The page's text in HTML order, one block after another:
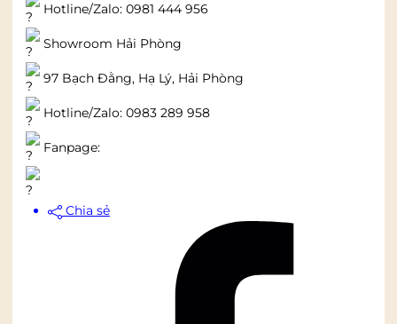
Hotline/Zalo: 0981 444 956
Showroom Hải Phòng
97 Bạch Đằng, Hạ Lý, Hải Phòng
Hotline/Zalo: 0983 289 958
Fanpage:
Chia sẻ